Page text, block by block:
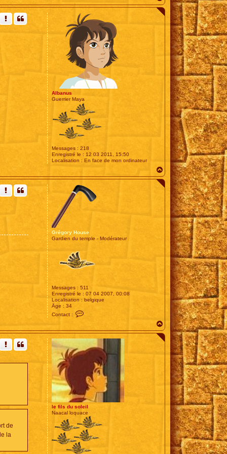
a
u
Albanus
Guerrier Maya
Messages : 218
Enregistré le : 12 03 2011, 15:50
Localisation : En face de mon ordinateur
a
u
Grégory House
Gardien du temple - Modérateur
Messages : 511
Enregistré le : 07 04 2007, 00:08
Localisation : belgique
Âge : 34
Contact :
t
e
é
g
o
r
y
H
o
u
s
e
a
u
le fils du soleil
Naacal loquace
de
la